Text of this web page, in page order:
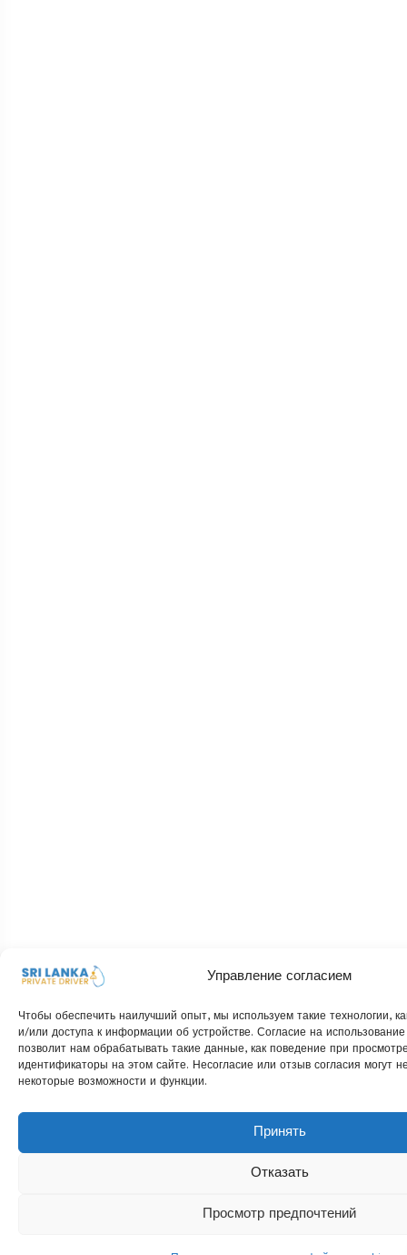
Управление согласием
Чтобы обеспечить наилучший опыт, мы используем такие технологии,
и/или доступа к информации об устройстве. Согласие на использование
позволит нам обрабатывать такие данные, как поведение при
идентификаторы на этом сайте. Несогласие или отзыв согласия могут
некоторые возможности и функции.
Принять
Отказать
Просмотр предпочтений